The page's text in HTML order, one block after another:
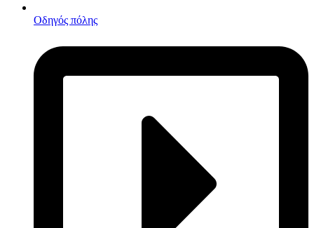
Οδηγός πόλης